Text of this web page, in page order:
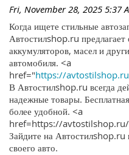
Fri, November 28, 2025 5:37
Когда ищете стильные
Автостилshop.ru
аккумуляторов, масел и
автомобиля. <a
href="https://
В Автостилshop.ru всегда
надежные товары.
более удобной. <a
href=https://
Зайдите на Автостилshop.ru
своего авто.